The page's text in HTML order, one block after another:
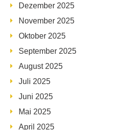
Dezember 2025
November 2025
Oktober 2025
September 2025
August 2025
Juli 2025
Juni 2025
Mai 2025
April 2025